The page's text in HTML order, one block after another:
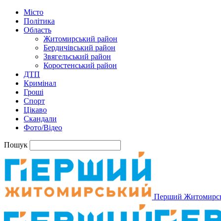
Місто
Політика
Область
Житомирський район
Бердичівський район
Звягельський район
Коростенський район
ДТП
Кримінал
Гроші
Спорт
Цікаво
Скандали
Фото/Відео
Пошук
Перший